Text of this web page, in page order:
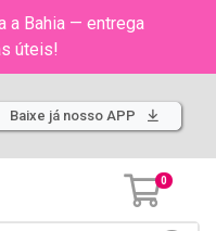
a Bahia — entrega
úteis!
Baixe já nosso APP
0